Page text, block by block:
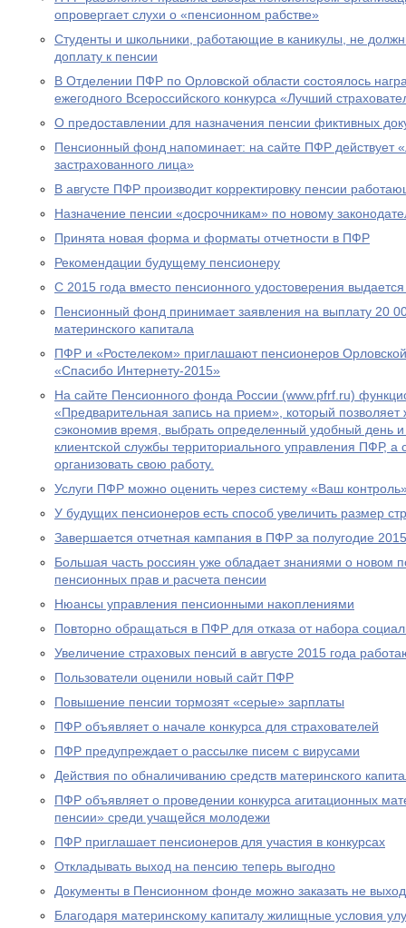
опровергает слухи о «пенсионном рабстве»
Студенты и школьники, работающие в каникулы, не
доплату к пенсии
В Отделении ПФР по Орловской области состоялось
ежегодного Всероссийского конкурса «Лучший
О предоставлении для назначения пенсии фиктивных
Пенсионный фонд напоминает: на сайте ПФР действует
застрахованного лица»
В августе ПФР производит корректировку пенсии
Назначение пенсии «досрочникам» по новому
Принята новая форма и форматы отчетности в ПФР
Рекомендации будущему пенсионеру
С 2015 года вместо пенсионного удостоверения выдается
Пенсионный фонд принимает заявления на выплату 20
материнского капитала
ПФР и «Ростелеком» приглашают пенсионеров Орловской
«Спасибо Интернету-2015»
На сайте Пенсионного фонда России (www.pfrf.ru)
«Предварительная запись на прием», который
сэкономив время, выбрать определенный удобный день
клиентской службы территориального управления ПФР,
организовать свою работу.
Услуги ПФР можно оценить через систему «Ваш
У будущих пенсионеров есть способ увеличить размер
Завершается отчетная кампания в ПФР за полугодие
Большая часть россиян уже обладает знаниями о новом
пенсионных прав и расчета пенсии
Нюансы управления пенсионными накоплениями
Повторно обращаться в ПФР для отказа от набора
Увеличение страховых пенсий в августе 2015 года
Пользователи оценили новый сайт ПФР
Повышение пенсии тормозят «серые» зарплаты
ПФР объявляет о начале конкурса для страхователей
ПФР предупреждает о рассылке писем с вирусами
Действия по обналичиванию средств материнского
ПФР объявляет о проведении конкурса агитационных
пенсии» среди учащейся молодежи
ПФР приглашает пенсионеров для участия в конкурсах
Откладывать выход на пенсию теперь выгодно
Документы в Пенсионном фонде можно заказать не
Благодаря материнскому капиталу жилищные условия